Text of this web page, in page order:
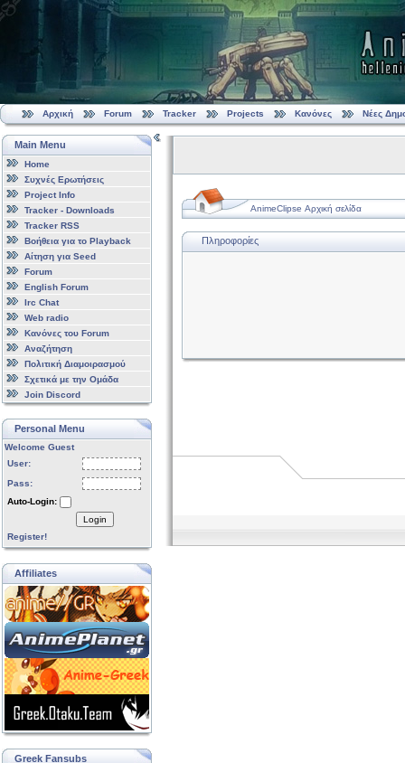
Αρχική Forum Tracker Projects Κανόνες Νέες
Main Menu
Home
Συχνές Ερωτήσεις
Project Info
Tracker - Downloads
Tracker RSS
Βοήθεια για το Playback
Αίτηση για Seed
Forum
English Forum
Irc Chat
Web radio
Κανόνες του Forum
Αναζήτηση
Πολιτική Διαμοιρασμού
Σχετικά με την Ομάδα
Join Discord
Personal Menu
Welcome Guest
User:
Pass:
Auto-Login:
Login
Register!
Affiliates
Greek Fansubs
AnimeClipse Αρχική σελίδα
Πληροφορίες